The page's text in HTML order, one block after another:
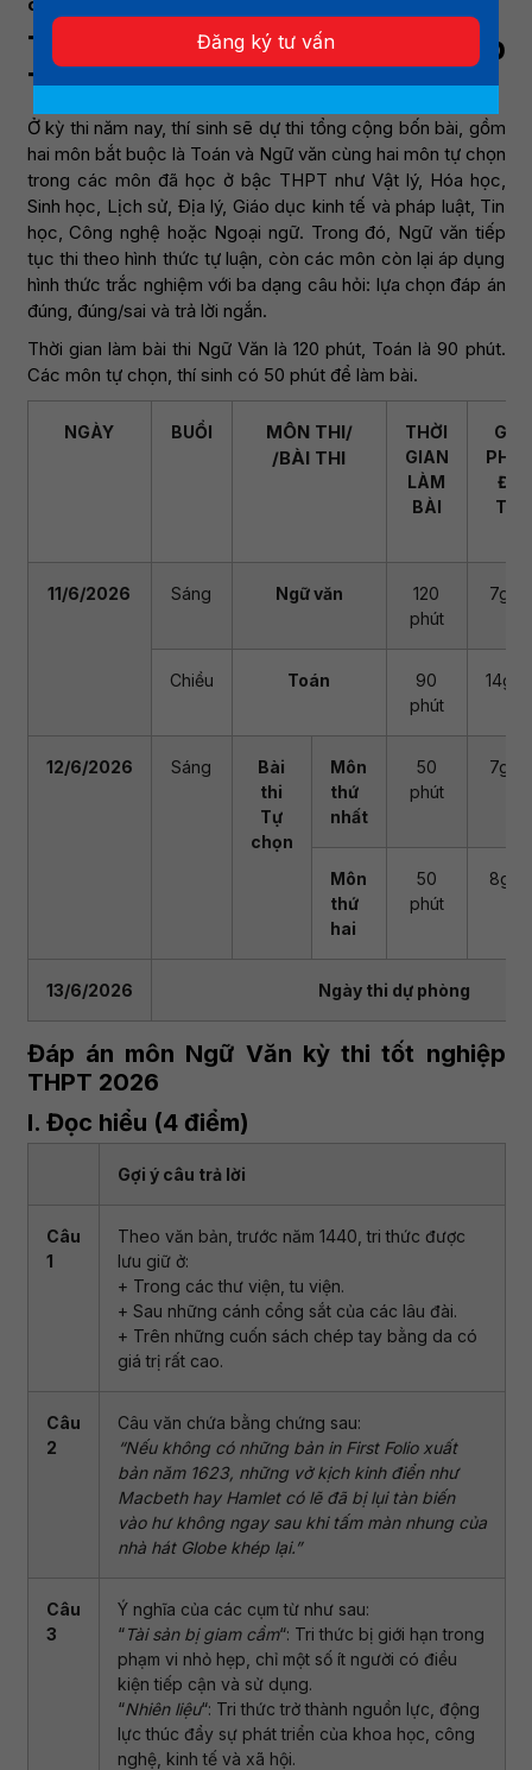
Thông tin kỳ thi tốt nghiệp
THPT 2026
Ở kỳ thi năm nay, thí sinh sẽ dự thi tổng cộng bốn bài, gồm
hai môn bắt buộc là Toán và Ngữ văn cùng hai môn tự chọn
trong các môn đã học ở bậc THPT như Vật lý, Hóa học,
Sinh học, Lịch sử, Địa lý, Giáo dục kinh tế và pháp luật, Tin
học, Công nghệ hoặc Ngoại ngữ. Trong đó, Ngữ văn tiếp
tục thi theo hình thức tự luận, còn các môn còn lại áp dụng
hình thức trắc nghiệm với ba dạng câu hỏi: lựa chọn đáp án
đúng, đúng/sai và trả lời ngắn.
Thời gian làm bài thi Ngữ Văn là 120 phút, Toán là 90 phút.
Các môn tự chọn, thí sinh có 50 phút để làm bài.
NGÀY BUỔI
MÔN THI/
/BÀI THI
THỜI
GIAN
LÀM
BÀI
GIỜ
ĐỀ
THI
11/6/2026 Sáng Ngữ văn
120
phút
7g30
Chiều Toán
90
phút
14g20
12/6/2026 Sáng
Bài
thi
Tự
chọn
Môn
thứ
nhất
50
phút
7g30
Môn
thứ
hai
50
phút
8g35
13/6/2026 Ngày thi dự phòng
Đáp án môn Ngữ Văn kỳ thi tốt nghiệp
THPT 2026
I. Đọc hiểu (4 điểm)
Gợi ý câu trả lời
Câu
1
Theo văn bản, trước năm 1440, tri thức được
lưu giữ ở:
+ Trong các thư viện, tu viện.
+ Sau những cánh cổng sắt của các lâu đài.
+ Trên những cuốn sách chép tay bằng da có
giá trị rất cao.
Câu
2
Câu văn chứa bằng chứng sau:
“Nếu không có những bản in First Folio xuất
bản năm 1623, những vở kịch kinh điển như
Macbeth hay Hamlet có lẽ đã bị lụi tàn biến
vào hư không ngay sau khi tấm màn nhung của
nhà hát Globe khép lại.”
Câu
3
Ý nghĩa của các cụm từ như sau:
“Tài sản bị giam cầm“: Tri thức bị giới hạn trong
phạm vi nhỏ hẹp, chỉ một số ít người có điều
kiện tiếp cận và sử dụng.
“Nhiên liệu“: Tri thức trở thành nguồn lực, động
lực thúc đẩy sự phát triển của khoa học, công
nghệ, kinh tế và xã hội.
Đăng ký tư vấn